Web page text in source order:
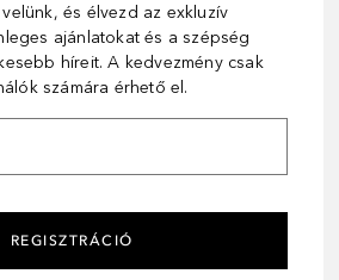
és élvezd az exkluzív
ajánlatokat és a szépség
híreit. A kedvezmény csak
számára érhető el.
REGISZTRÁCIÓ